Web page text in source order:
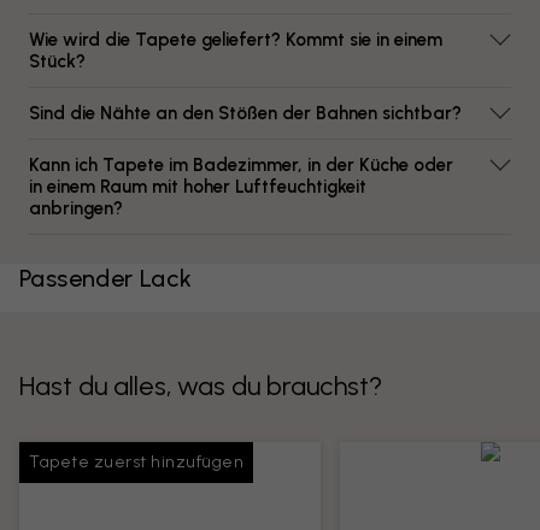
Wie wird die Tapete geliefert? Kommt sie in einem
Stück?
Sind die Nähte an den Stößen der Bahnen sichtbar?
Kann ich Tapete im Badezimmer, in der Küche oder
in einem Raum mit hoher Luftfeuchtigkeit
anbringen?
Passender Lack
Hast du alles, was du brauchst?
Tapete zuerst hinzufügen